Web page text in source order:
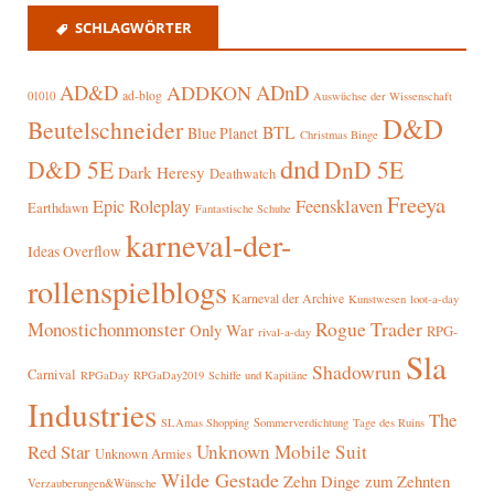
SCHLAGWÖRTER
01010 AD&D ad-blog ADDKONADnD Auswüchse der Wissenschaft
Beutelschneider Blue Planet BTL Christmas Binge D&D
D&D 5E Dark Heresy Deathwatch dndDnD 5E
Earthdawn Epic Roleplay Fantastische Schuhe FeensklavenFreeya
Ideas Overflow karneval-der-
rollenspielblogs Karneval der Archive Kunstwesen loot-a-day
Monostichonmonster Only War rival-a-day Rogue Trader RPG-
Carnival RPGaDay RPGaDay2019 Schiffe und Kapitäne Shadowrun Sla
Industries SLAmas Shopping Sommerverdichtung Tage des Ruins The
Red Star Unknown Armies Unknown Mobile Suit
Verzauberungen&Wünsche Wilde Gestade Zehn Dinge zum Zehnten